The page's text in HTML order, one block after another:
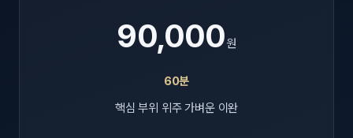
90,000원
60분
핵심 부위 위주 가벼운 이완